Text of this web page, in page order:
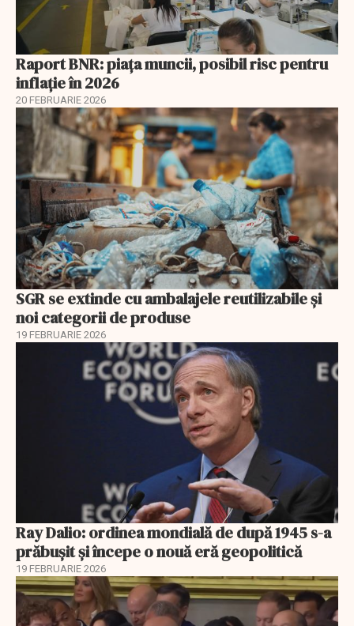
Raport BNR: piața muncii, posibil risc pentru
inflație în 2026
20 FEBRUARIE 2026
SGR se extinde cu ambalajele reutilizabile și
noi categorii de produse
19 FEBRUARIE 2026
Ray Dalio: ordinea mondială de după 1945 s-a
prăbușit și începe o nouă eră geopolitică
19 FEBRUARIE 2026